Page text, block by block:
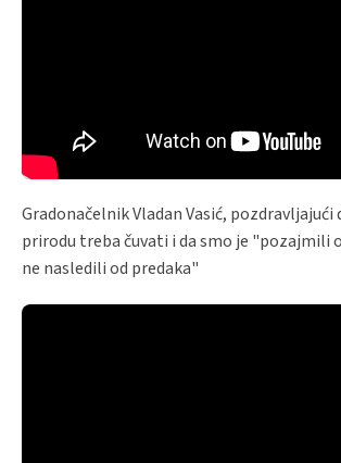
Gradonačelnik Vladan Vasić, pozdravljajući
prirodu treba čuvati i da smo je "pozajmili
ne nasledili od predaka"